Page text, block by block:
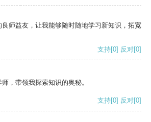
师益友，让我能够随时随地学习新知识，拓宽
支持[0] 反对[0]
，带领我探索知识的奥秘。
支持[0] 反对[0]